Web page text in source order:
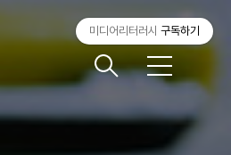
메
뉴
미디어리터러시 구독하기